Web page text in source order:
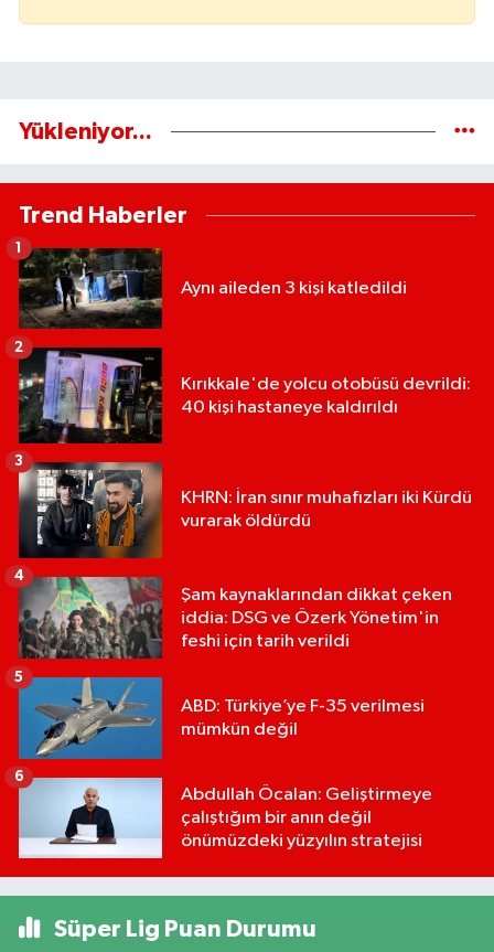
Yükleniyor...
Trend Haberler
Aynı aileden 3 kişi katledildi
1
Kırıkkale'de yolcu otobüsü devrildi:
40 kişi hastaneye kaldırıldı
2
KHRN: İran sınır muhafızları iki Kürdü
vurarak öldürdü
3
Şam kaynaklarından dikkat çeken
iddia: DSG ve Özerk Yönetim'in
feshi için tarih verildi
4
ABD: Türkiye’ye F-35 verilmesi
mümkün değil
5
Abdullah Öcalan: Geliştirmeye
çalıştığım bir anın değil
önümüzdeki yüzyılın stratejisi
6
Süper Lig Puan Durumu